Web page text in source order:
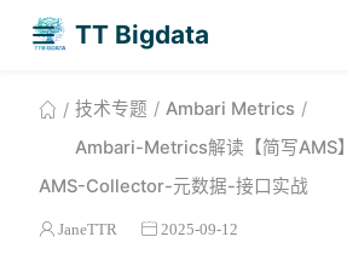
TT Bigdata
技术专题
Ambari Metrics
Ambari-Metrics解读【简写AMS】
AMS-Collector-元数据-接口实战
JaneTTR 2025-09-12